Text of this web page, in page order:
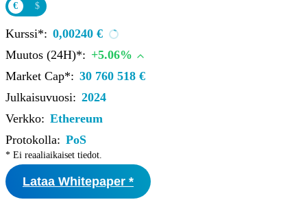
€ $
Kurssi*: 0,00240 €
Muutos (24H)*: +5.06%
Market Cap*: 30 760 518 €
Julkaisuvuosi: 2024
Verkko: Ethereum
Protokolla: PoS
* Ei reaaliaikaiset tiedot.
Lataa Whitepaper *